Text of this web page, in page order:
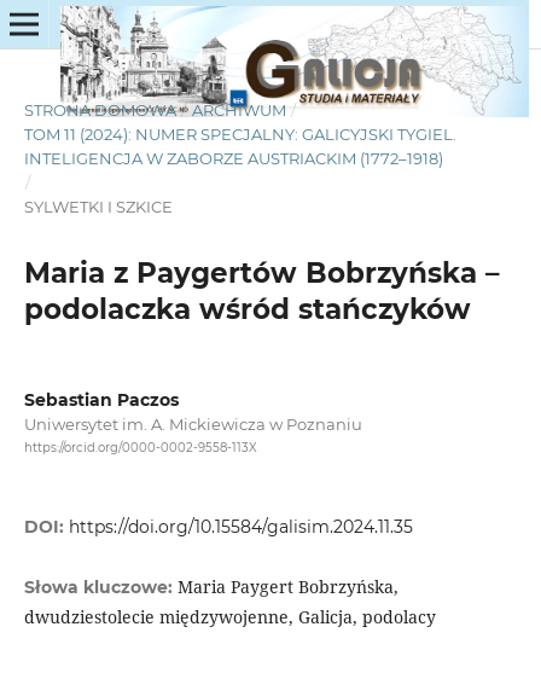
STRONA DOMOWA / ARCHIWUM /
TOM 11 (2024): NUMER SPECJALNY: GALICYJSKI TYGIEL.
INTELIGENCJA W ZABORZE AUSTRIACKIM (1772–1918)
/
SYLWETKI I SZKICE
Maria z Paygertów Bobrzyńska –
podolaczka wśród stańczyków
Sebastian Paczos
Uniwersytet im. A. Mickiewicza w Poznaniu
https://orcid.org/0000-0002-9558-113X
DOI: https://doi.org/10.15584/galisim.2024.11.35
Słowa kluczowe: Maria Paygert Bobrzyńska,
dwudziestolecie międzywojenne, Galicja, podolacy